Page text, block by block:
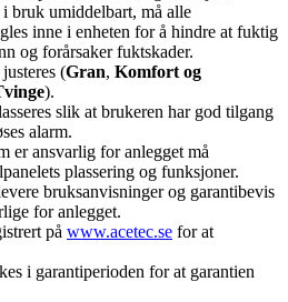
bruk umiddelbart, må alle
inne i enheten for å hindre at fuktig
og forårsaker fuktskader.
(Gran, Komfort og
).
slik at brukeren har god tilgang
alarm.
er ansvarlig for anlegget må
plassering og funksjoner.
bruksanvisninger og garantibevis
for anlegget.
på www.acetec.se for at
i garantiperioden for at garantien